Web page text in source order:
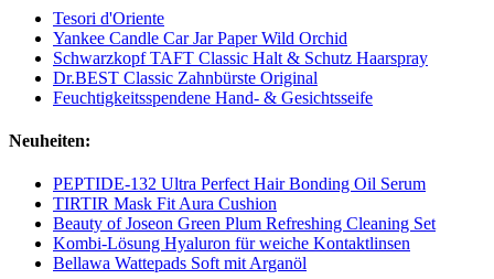
Tesori d'Oriente
Yankee Candle Car Jar Paper Wild Orchid
Schwarzkopf TAFT Classic Halt & Schutz Haarspray
Dr.BEST Classic Zahnbürste Original
Feuchtigkeitsspendene Hand- & Gesichtsseife
Neuheiten:
PEPTIDE-132 Ultra Perfect Hair Bonding Oil Serum
TIRTIR Mask Fit Aura Cushion
Beauty of Joseon Green Plum Refreshing Cleaning Set
Kombi-Lösung Hyaluron für weiche Kontaktlinsen
Bellawa Wattepads Soft mit Arganöl